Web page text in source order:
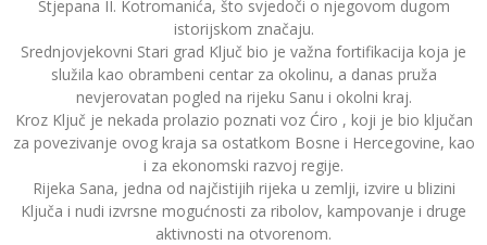
Stjepana II. Kotromanića, što svjedoči o njegovom dugom
istorijskom značaju.
Srednjovjekovni Stari grad Ključ bio je važna fortifikacija koja je
služila kao obrambeni centar za okolinu, a danas pruža
nevjerovatan pogled na rijeku Sanu i okolni kraj.
Kroz Ključ je nekada prolazio poznati voz Ćiro , koji je bio ključan
za povezivanje ovog kraja sa ostatkom Bosne i Hercegovine, kao
i za ekonomski razvoj regije.
Rijeka Sana, jedna od najčistijih rijeka u zemlji, izvire u blizini
Ključa i nudi izvrsne mogućnosti za ribolov, kampovanje i druge
aktivnosti na otvorenom.